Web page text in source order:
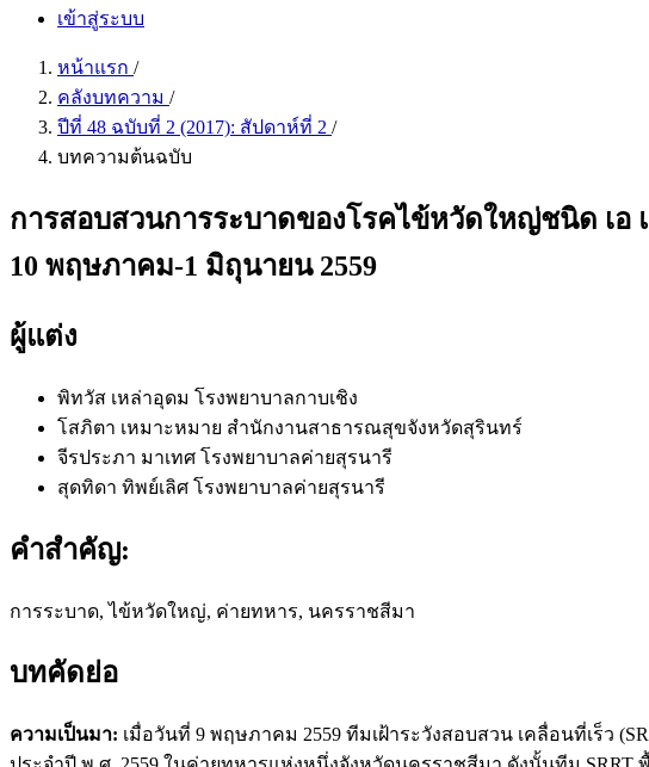
เข้าสู่ระบบ
หน้าแรก /
คลังบทความ /
ปีที่ 48 ฉบับที่ 2 (2017): สัปดาห์ที่ 2 /
บทความต้นฉบับ
การสอบสวนการระบาดของโรคไข้หวัดใหญ่ชนิด เอ
10 พฤษภาคม-1 มิถุนายน 2559
ผู้แต่ง
พิทวัส เหล่าอุดม โรงพยาบาลกาบเชิง
โสภิตา เหมาะหมาย สำนักงานสาธารณสุขจังหวัดสุรินทร์
จีรประภา มาเทศ โรงพยาบาลค่ายสุรนารี
สุดทิดา ทิพย์เลิศ โรงพยาบาลค่ายสุรนารี
คำสำคัญ:
การระบาด, ไข้หวัดใหญ่, ค่ายทหาร, นครราชสีมา
บทคัดย่อ
ความเป็นมา: เมื่อวันที่ 9 พฤษภาคม 2559 ทีมเฝ้าระวังสอบสวน เคลื่อนที่เร็ว